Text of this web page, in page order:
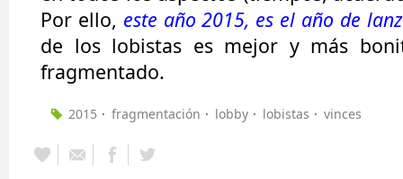
Por ello, este año 2015, es el año de
de los lobistas es mejor y más
fragmentado.
2015 fragmentación lobby lobistas vinces